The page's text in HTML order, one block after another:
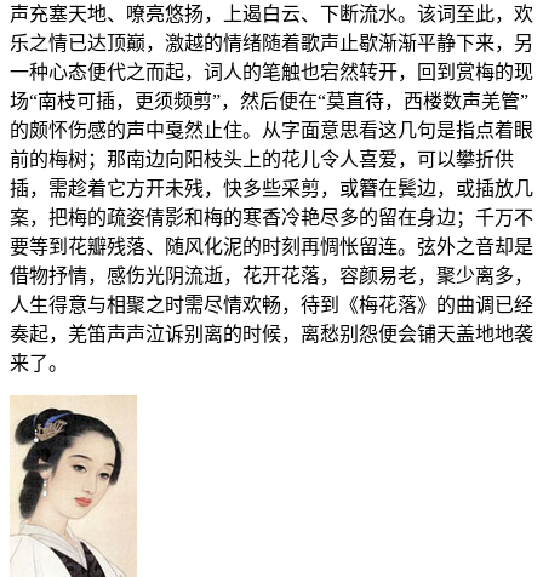
声充塞天地、嘹亮悠扬，上遏白云、下断流水。该词至此，欢
乐之情已达顶巅，激越的情绪随着歌声止歇渐渐平静下来，另
一种心态便代之而起，词人的笔触也宕然转开，回到赏梅的现
场“南枝可插，更须频剪”，然后便在“莫直待，西楼数声羌管”
的颇怀伤感的声中戛然止住。从字面意思看这几句是指点着眼
前的梅树；那南边向阳枝头上的花儿令人喜爱，可以攀折供
插，需趁着它方开未残，快多些采剪，或簪在鬓边，或插放几
案，把梅的疏姿倩影和梅的寒香冷艳尽多的留在身边；千万不
要等到花瓣残落、随风化泥的时刻再惆怅留连。弦外之音却是
借物抒情，感伤光阴流逝，花开花落，容颜易老，聚少离多，
人生得意与相聚之时需尽情欢畅，待到《梅花落》的曲调已经
奏起，羌笛声声泣诉别离的时候，离愁别怨便会铺天盖地地袭
来了。